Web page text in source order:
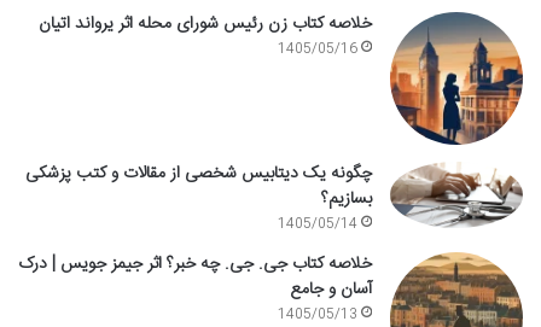
خلاصه کتاب زن رئیس شورای محله اثر یرواند اتیان
1405/05/16
چگونه یک دیتابیس شخصی از مقالات و کتب پزشکی
بسازیم؟
1405/05/14
خلاصه کتاب جی. جی. چه خبر؟ اثر جیمز جویس | درک
آسان و جامع
1405/05/13